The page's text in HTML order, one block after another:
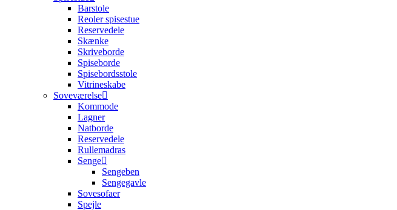
Barstole
Reoler spisestue
Reservedele
Skænke
Skriveborde
Spiseborde
Spisebordsstole
Vitrineskabe
Soveværelse
Kommode
Lagner
Natborde
Reservedele
Rullemadras
Senge
Sengeben
Sengegavle
Sovesofaer
Spejle